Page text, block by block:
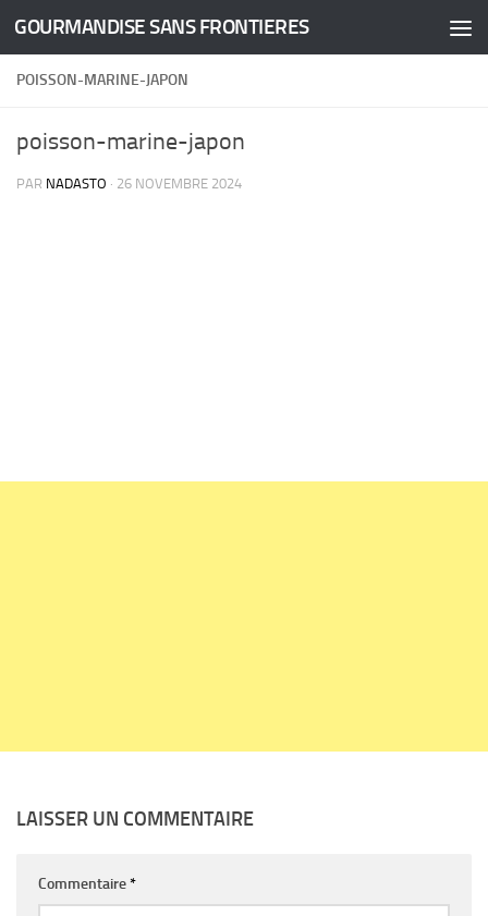
Skip to content
GOURMANDISE SANS FRONTIERES
POISSON-MARINE-JAPON
poisson-marine-japon
PAR NADASTO · 26 NOVEMBRE 2024
LAISSER UN COMMENTAIRE
Commentaire*